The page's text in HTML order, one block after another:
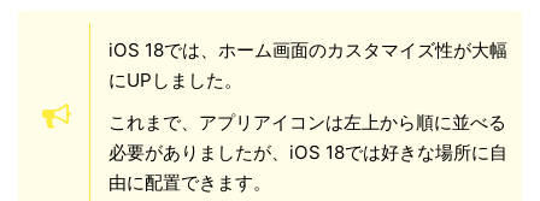
iOS 18では、ホーム画面のカスタマイズ性が大幅
にUPしました。
これまで、アプリアイコンは左上から順に並べる
必要がありましたが、iOS 18では好きな場所に自
由に配置できます。